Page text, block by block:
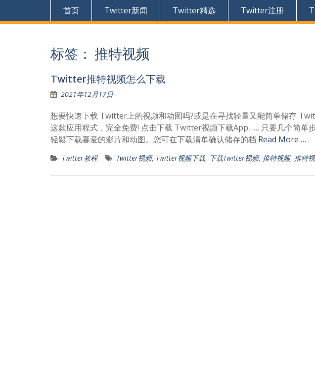
首页 Twitter新闻 Twitter精选 Twitter注册
标签： 推特视频
Twitter推特视频怎么下载
2021年12月17日
想要快速下载 Twitter上的视频和动图吗?或是在寻找轻量又能简单储存
这款应用程式，完全免费! 点击下载 Twitter视频下载App…… 只要几个简单
轻鬆下载喜爱的影片和动图。您可在下载清单确认储存的档 Read More …
Twitter教程 Twitter视频, Twitter视频下载, 下载Twitter视频, 推特视频, 推特